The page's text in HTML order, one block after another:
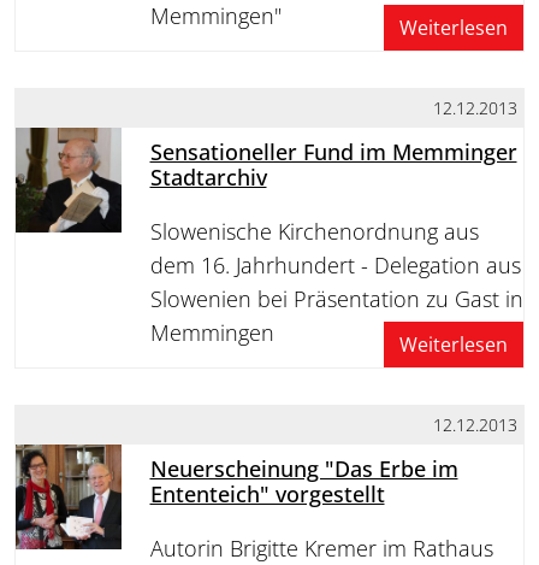
Memmingen"
Weiterlesen
12.12.2013
Sensationeller Fund im Memminger
Stadtarchiv
Slowenische Kirchenordnung aus
dem 16. Jahrhundert - Delegation aus
Slowenien bei Präsentation zu Gast in
Memmingen
Weiterlesen
12.12.2013
Neuerscheinung "Das Erbe im
Ententeich" vorgestellt
Autorin Brigitte Kremer im Rathaus